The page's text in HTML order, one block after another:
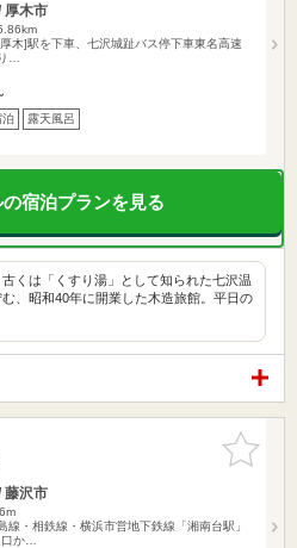
厚木市
木]駅を下車、七沢城趾バス停下車東名高速
…
泊 露天風呂
宿泊プランを見る
くは「くすり湯」として知られた七沢温
、昭和40年に開業した木造旅館。平日の
お気に入
りに追加
藤沢市
線・相鉄線・横浜市営地下鉄線「湘南台駅」
か…